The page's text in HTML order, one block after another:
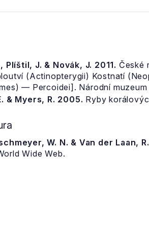
Plíštil, J. & Novák, J. 2011. České
(Actinopterygii) Kostnatí
— Percoidei]. Národní
& Myers, R. 2005. Ryby
W. N. & Van der Laan,
Wide Web.